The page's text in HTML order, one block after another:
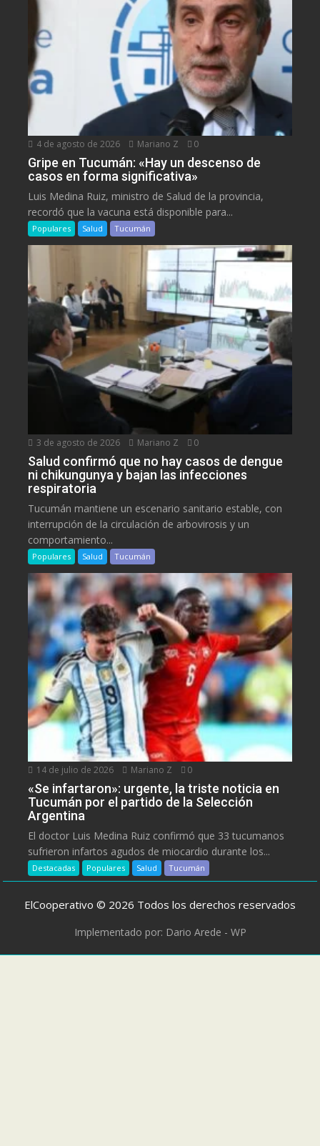
4 de agosto de 2026 Mariano Z 0
Gripe en Tucumán: «Hay un descenso de
casos en forma significativa»
Luis Medina Ruiz, ministro de Salud de la provincia,
recordó que la vacuna está disponible para...
Populares Salud Tucumán
3 de agosto de 2026 Mariano Z 0
Salud confirmó que no hay casos de dengue
ni chikungunya y bajan las infecciones
respiratoria
Tucumán mantiene un escenario sanitario estable, con
interrupción de la circulación de arbovirosis y un
comportamiento...
Populares Salud Tucumán
14 de julio de 2026 Mariano Z 0
«Se infartaron»: urgente, la triste noticia en
Tucumán por el partido de la Selección
Argentina
El doctor Luis Medina Ruiz confirmó que 33 tucumanos
sufrieron infartos agudos de miocardio durante los...
Destacadas Populares Salud Tucumán
ElCooperativo © 2026 Todos los derechos reservados